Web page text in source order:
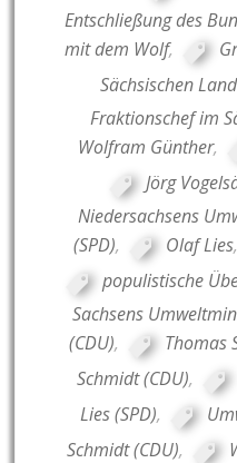
Entschließung des
mit dem Wolf,
Sächsischen
Fraktionschef im
Wolfram Günther,
Jörg
Niedersachsens
(SPD), Olaf Lies,
populistische
Sachsens
(CDU), Thomas
Schmidt (CDU),
Lies (SPD),
Schmidt (CDU),